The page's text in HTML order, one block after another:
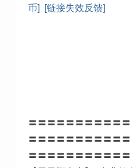
币] [链接失效反馈]
〓〓〓〓〓〓〓〓〓〓
〓〓〓〓〓〓〓〓〓〓
〓〓〓〓〓〓〓〓〓〓